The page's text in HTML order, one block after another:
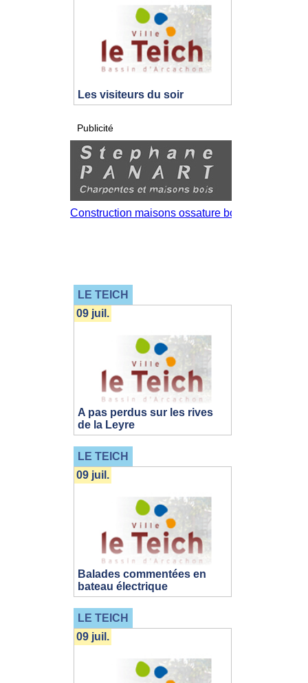
Les visiteurs du soir
Publicité
LE TEICH
A pas perdus sur les rives
de la Leyre
09 juil.
LE TEICH
Balades commentées en
bateau électrique
09 juil.
LE TEICH
09 juil.